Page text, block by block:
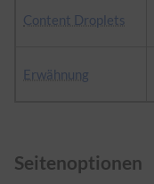
Content Droplets
Erwähnung
Seitenoptionen